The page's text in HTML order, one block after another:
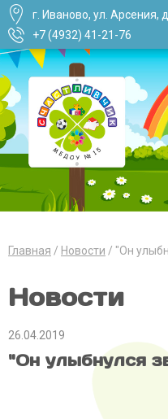
г. Иваново, ул. Арсения,
+7 (4932) 41-21-76
Главная Новости "Он
Новости
26.04.2019
"Он улыбнулся